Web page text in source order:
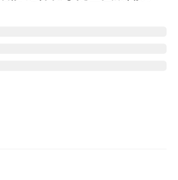
を実現する。
かした「在宅医療トータルサポ
。
のもと、安心・安全・快適な生